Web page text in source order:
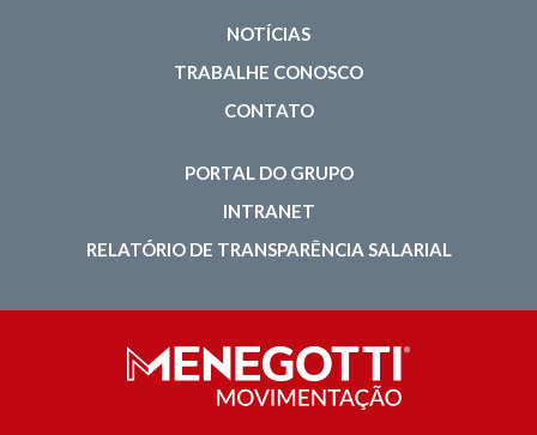
NOTÍCIAS
TRABALHE CONOSCO
CONTATO
PORTAL DO GRUPO
INTRANET
RELATÓRIO DE TRANSPARÊNCIA SALARIAL